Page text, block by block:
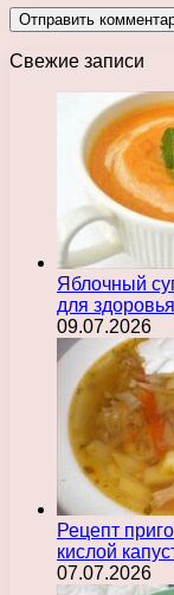
Свежие записи
Яблочный
для
09.07.2026
Рецепт
кислой
07.07.2026